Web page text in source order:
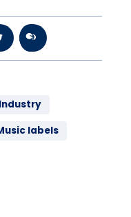
labels